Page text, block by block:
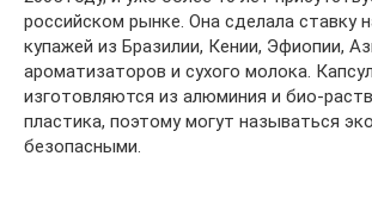
российском рынке. Она сделала ставку
купажей из Бразилии, Кении, Эфиопии,
ароматизаторов и сухого молока.
изготовляются из алюминия и био-
пластика, поэтому могут называться
безопасными.